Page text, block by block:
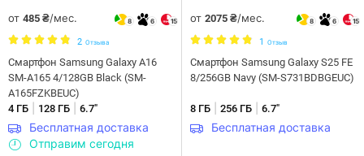
от 485 ₴/мес. 8 6 15
2 Отзыва
Смартфон Samsung Galaxy A16
SM-A165 4/128GB Black (SM-
A165FZKBEUC)
4 ГБ
128 ГБ 6.7"
Бесплатная доставка
Отправим сегодня
от 2075 ₴/мес. 8 6 15
1 Отзыв
Смартфон Samsung Galaxy S25 FE
8/256GB Navy (SM-S731BDBGEUC)
8 ГБ 256 ГБ 6.7"
Бесплатная доставка